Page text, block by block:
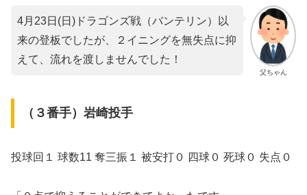
父ちゃん
4月23日(日)ドラゴンズ戦（バンテリン）以
来の登板でしたが、２イニングを無失点に抑
えて、流れを渡しませんでした！
（３番手）岩崎投手
投球回１ 球数11 奪三振１ 被安打０ 四球０ 死球０ 失点０